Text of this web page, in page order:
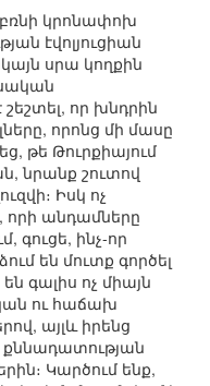
կրոնափոխ
էվոլյուցիան
սրա կողքին
որ խնդրին
որոնց մի մասը
թե Թուրքիայում
նրանք շուտով
Իսկ ոչ
որի անդամները
գուցե, ինչ-որ
են մուտք գործել
գալիս ոչ միայն
ու հաճախ
այլև իրենց
Կարծում ենք,